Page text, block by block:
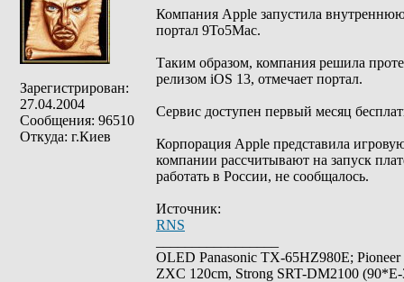
Зарегистрирован:
27.04.2004
Сообщения: 96510
Откуда: г.Киев
Компания Apple запустила
портал 9To5Mac.
Таким образом, компания решила
релизом iOS 13, отмечает портал.
Сервис доступен первый месяц
Корпорация Apple представила
компании рассчитывают на запуск
работать в России, не сообщалось.
Источник:
RNS
OLED Panasonic TX-65HZ980E;
ZXC 120cm, Strong SRT-DM2100